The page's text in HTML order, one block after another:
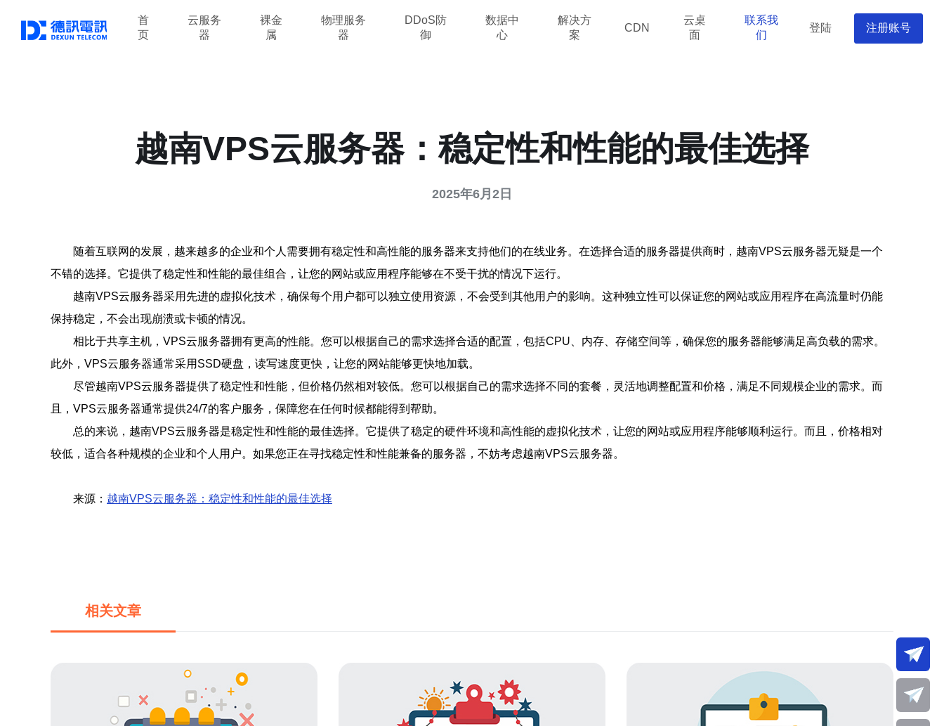
首
页
云服务
器
裸金
属
物理服务
器
DDoS防
御
数据中
心
解决方
案
CDN
云桌
面
联系我
们
登陆 注册账号
越南VPS云服务器：稳定性和性能的最佳选择
2025年6月2日
随着互联网的发展，越来越多的企业和个人需要拥有稳定性和高性能的服务器来支持他们的在线业务。在选择合适的服务器提供商时，越南VPS云服务器无疑是一个
不错的选择。它提供了稳定性和性能的最佳组合，让您的网站或应用程序能够在不受干扰的情况下运行。
越南VPS云服务器采用先进的虚拟化技术，确保每个用户都可以独立使用资源，不会受到其他用户的影响。这种独立性可以保证您的网站或应用程序在高流量时仍能
保持稳定，不会出现崩溃或卡顿的情况。
相比于共享主机，VPS云服务器拥有更高的性能。您可以根据自己的需求选择合适的配置，包括CPU、内存、存储空间等，确保您的服务器能够满足高负载的需求。
此外，VPS云服务器通常采用SSD硬盘，读写速度更快，让您的网站能够更快地加载。
尽管越南VPS云服务器提供了稳定性和性能，但价格仍然相对较低。您可以根据自己的需求选择不同的套餐，灵活地调整配置和价格，满足不同规模企业的需求。而
且，VPS云服务器通常提供24/7的客户服务，保障您在任何时候都能得到帮助。
总的来说，越南VPS云服务器是稳定性和性能的最佳选择。它提供了稳定的硬件环境和高性能的虚拟化技术，让您的网站或应用程序能够顺利运行。而且，价格相对
较低，适合各种规模的企业和个人用户。如果您正在寻找稳定性和性能兼备的服务器，不妨考虑越南VPS云服务器。
来源： 越南VPS云服务器：稳定性和性能的最佳选择
相关文章